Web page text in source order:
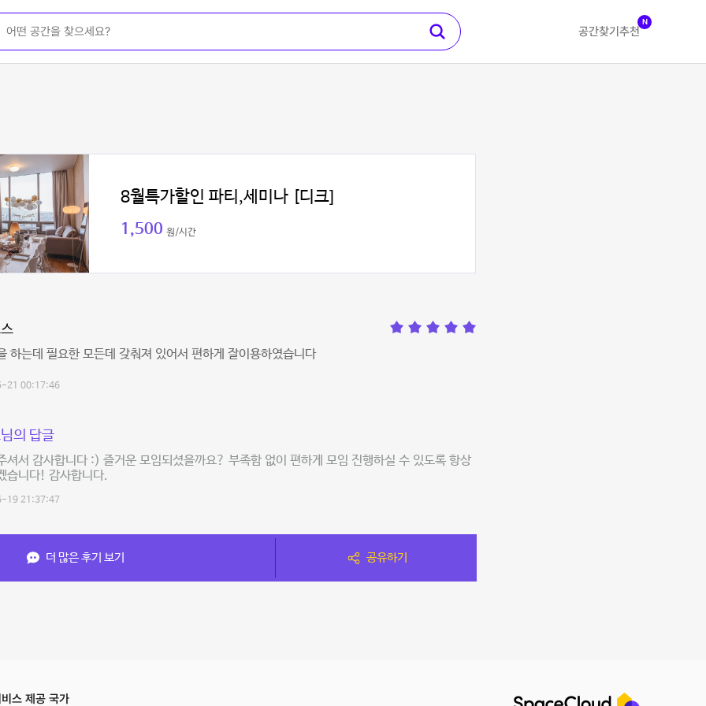
공간찾기 추천
N
8월특가할인 파티,세미나 [디크]
1,500 원/시간
하는데 필요한 모든데 갖춰져 있어서 편하게 잘이용하였습니다
21 00:17:46
의 답글
셔서 감사합니다 :) 즐거운 모임되셨을까요? 부족함 없이 편하게 모임 진행하실 수 있도록 항상
습니다! 감사합니다.
19 21:37:47
더 많은 후기 보기 공유하기
스 제공 국가